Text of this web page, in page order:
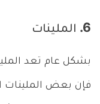
6. الملينات
بشكل عام تعد
فإن بعض الملينات